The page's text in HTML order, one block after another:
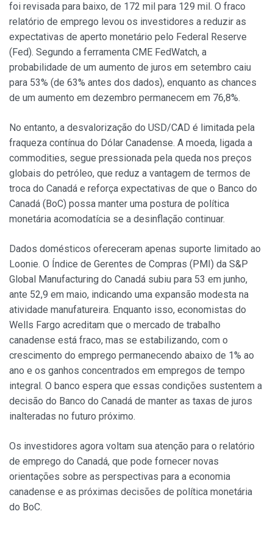
foi revisada para baixo, de 172 mil para 129 mil. O fraco
relatório de emprego levou os investidores a reduzir as
expectativas de aperto monetário pelo Federal Reserve
(Fed). Segundo a ferramenta CME FedWatch, a
probabilidade de um aumento de juros em setembro caiu
para 53% (de 63% antes dos dados), enquanto as chances
de um aumento em dezembro permanecem em 76,8%.
No entanto, a desvalorização do USD/CAD é limitada pela
fraqueza contínua do Dólar Canadense. A moeda, ligada a
commodities, segue pressionada pela queda nos preços
globais do petróleo, que reduz a vantagem de termos de
troca do Canadá e reforça expectativas de que o Banco do
Canadá (BoC) possa manter uma postura de política
monetária acomodatícia se a desinflação continuar.
Dados domésticos ofereceram apenas suporte limitado ao
Loonie. O Índice de Gerentes de Compras (PMI) da S&P
Global Manufacturing do Canadá subiu para 53 em junho,
ante 52,9 em maio, indicando uma expansão modesta na
atividade manufatureira. Enquanto isso, economistas do
Wells Fargo acreditam que o mercado de trabalho
canadense está fraco, mas se estabilizando, com o
crescimento do emprego permanecendo abaixo de 1% ao
ano e os ganhos concentrados em empregos de tempo
integral. O banco espera que essas condições sustentem a
decisão do Banco do Canadá de manter as taxas de juros
inalteradas no futuro próximo.
Os investidores agora voltam sua atenção para o relatório
de emprego do Canadá, que pode fornecer novas
orientações sobre as perspectivas para a economia
canadense e as próximas decisões de política monetária
do BoC.